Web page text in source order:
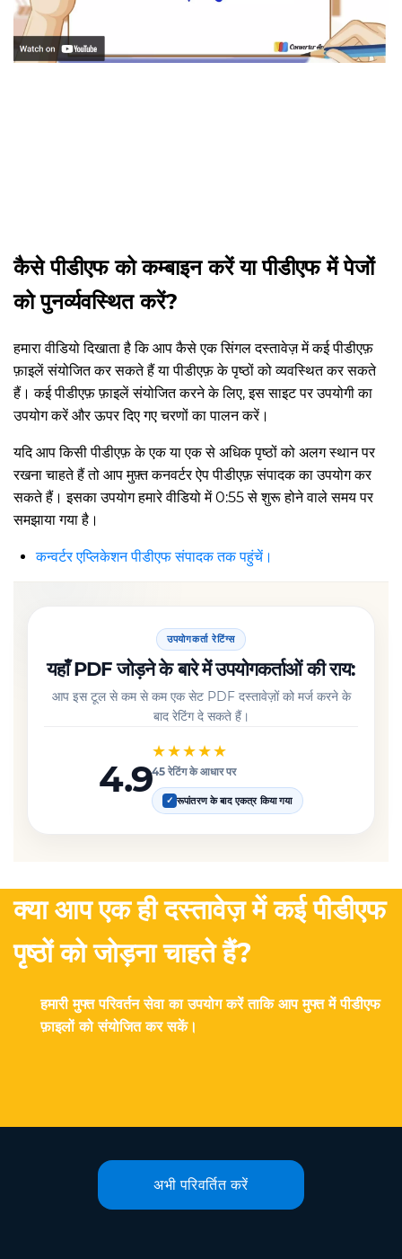
कैसे पीडीएफ को कम्बाइन करें या पीडीएफ में पेजों
को पुनर्व्यवस्थित करें?
हमारा वीडियो दिखाता है कि आप कैसे एक सिंगल दस्तावेज़ में कई पीडीएफ़
फ़ाइलें संयोजित कर सकते हैं या पीडीएफ़ के पृष्ठों को व्यवस्थित कर सकते
हैं। कई पीडीएफ़ फ़ाइलें संयोजित करने के लिए, इस साइट पर उपयोगी का
उपयोग करें और ऊपर दिए गए चरणों का पालन करें।
यदि आप किसी पीडीएफ़ के एक या एक से अधिक पृष्ठों को अलग स्थान पर
रखना चाहते हैं तो आप मुफ़्त कनवर्टर ऐप पीडीएफ़ संपादक का उपयोग कर
सकते हैं। इसका उपयोग हमारे वीडियो में 0:55 से शुरू होने वाले समय पर
समझाया गया है।
कन्वर्टर एप्लिकेशन पीडीएफ संपादक तक पहुंचें।
उपयोगकर्ता रेटिंग्स
यहाँ PDF जोड़ने के बारे में उपयोगकर्ताओं की राय:
आप इस टूल से कम से कम एक सेट PDF दस्तावेज़ों को मर्ज करने के
बाद रेटिंग दे सकते हैं।
4.9
★★★★★
45 रेटिंग के आधार पर
✓ रूपांतरण के बाद एकत्र किया गया
क्या आप एक ही दस्तावेज़ में कई पीडीएफ
पृष्ठों को जोड़ना चाहते हैं?
हमारी मुफ्त परिवर्तन सेवा का उपयोग करें ताकि आप मुफ्त में पीडीएफ
फ़ाइलों को संयोजित कर सकें।
अभी परिवर्तित करें